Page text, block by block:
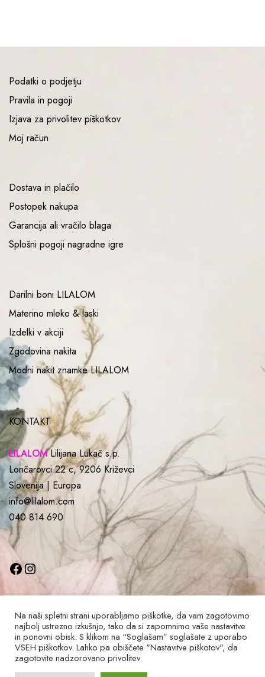
Podatki o podjetju
Pravila in pogoji
Izjava za privolitev piškotkov
Moj račun
Dostava in plačilo
Postopek nakupa
Garancija ali vračilo blaga
Splošni pogoji nagradne igre
Darilni boni LILALOM
Materino mleko & laski
Izdelki v akciji
Zgodovina nakita
Modni nakit znamke LILALOM
KONTAKT
LILALOMLilijana Lukač s.p.
Lončarovci 22 c, 9206 Križevci
Slovenija | Europa
info@lilalom.com
040 814 690
Lilalom © 2022 Vse pravice pridržane
Na naši spletni strani uporabljamo piškotke, da vam zagotovimo
najbolj ustrezno izkušnjo, tako da si zapomnimo vaše nastavitve
in ponovni obisk. S klikom na “Soglašam” soglašate z uporabo
VSEH piškotkov. Lahko pa obiščete "Nastavitve piškotov", da
zagotovite nadzorovano privolitev.